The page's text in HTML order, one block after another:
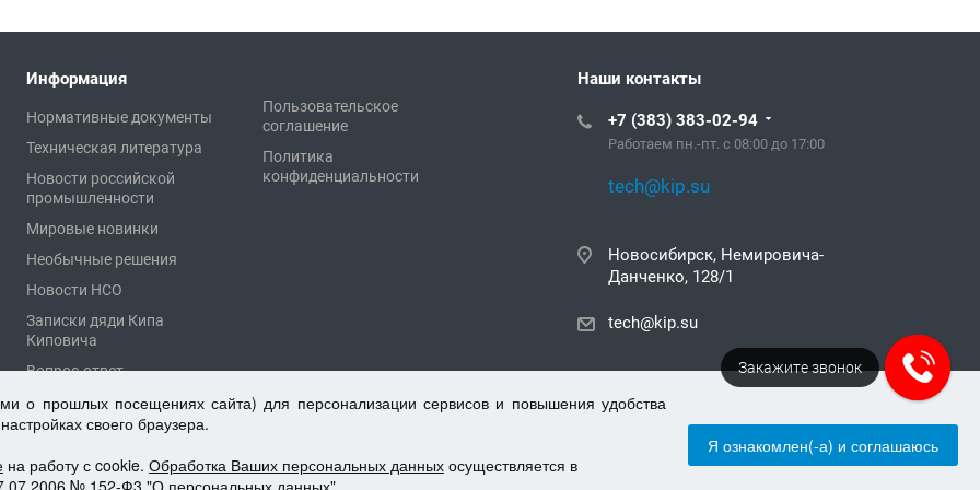
Информация
Нормативные документы
Техническая литература
Новости российской
промышленности
Мировые новинки
Необычные решения
Новости НСО
Записки дяди Кипа
Киповича
Вопрос-ответ
Пользовательское
соглашение
Политика
конфиденциальности
Наши контакты
+7 (383) 383-02-94
Работаем пн.-пт. с 08:00 до 17:00
tech@kip.su
Новосибирск, Немировича-
Данченко, 128/1
tech@kip.su
о прошлых посещениях сайта) для персонализации сервисов и повышения удобства
своего браузера.
на работу с cookie. Обработка Ваших персональных данныхосуществляется в
№ 152-Ф3 "О персональных данных".
Я ознакомлен(-а) и соглашаюсь
Закажите звонок